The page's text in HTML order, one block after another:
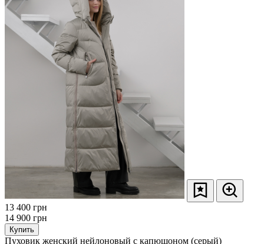
13 400 грн
14 900 грн
Купить
Пуховик женский нейлоновый с капюшоном (серый)